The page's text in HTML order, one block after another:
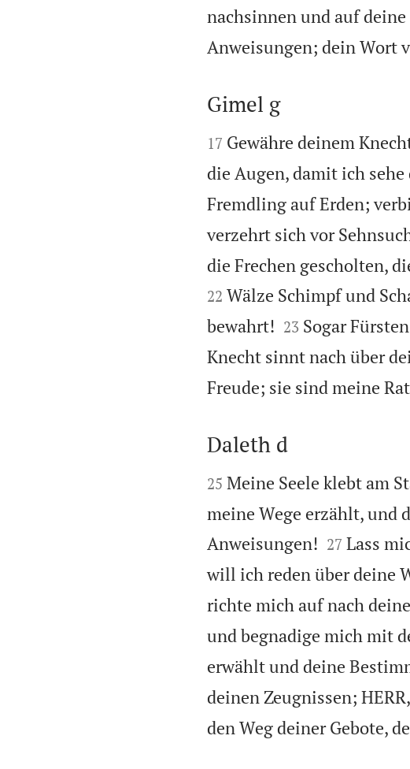
nachsinnen und auf deine
Anweisungen; dein Wort

Gimel g

17 Gewähre deinem
die Augen, damit ich
Fremdling auf Erden;
verzehrt sich vor
die Frechen gescholten,
22 Wälze Schimpf und
bewahrt!
23 Sogar
Knecht sinnt nach über
Freude; sie sind meine

Daleth d

25 Meine Seele klebt am
meine Wege erzählt, und
Anweisungen!
27 Lass
will ich reden über deine
richte mich auf nach
und begnadige mich mit
erwählt und deine
deinen Zeugnissen;
den Weg deiner Gebote,